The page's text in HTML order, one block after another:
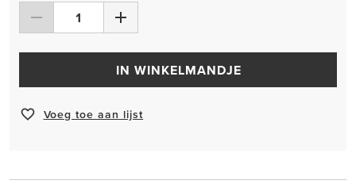
IN WINKELMANDJE
Voeg toe aan lijst